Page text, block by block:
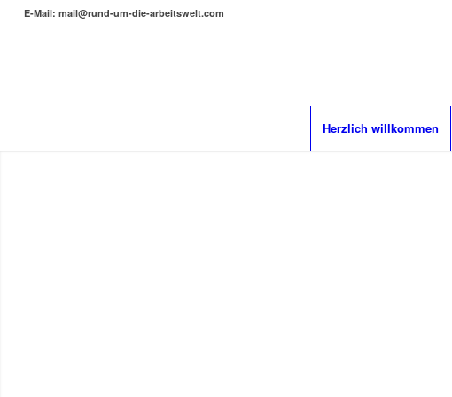
E-Mail: mail@rund-um-die-arbeitswelt.com
Herzlich willkommen
HERZLICH
WILLKOMMEN